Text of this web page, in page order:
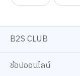
B2S CLUB